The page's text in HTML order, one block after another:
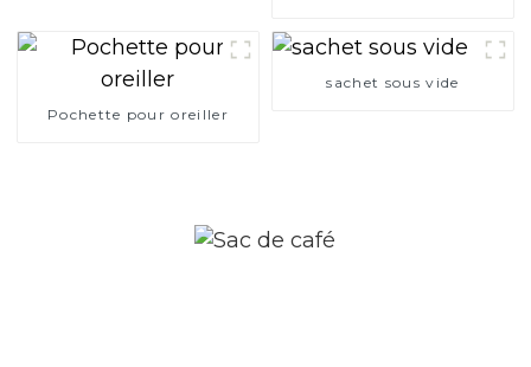
Pochette pour oreiller
sachet sous vide